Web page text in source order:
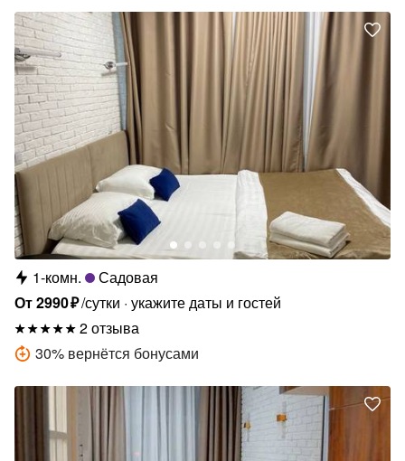
1-комн.
Садовая
От2990₽/сутки укажите даты и гостей
2 отзыва
30% вернётся бонусами